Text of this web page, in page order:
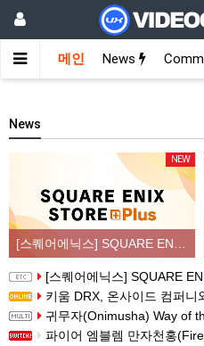
메인 News
News
NEW
[스퀘어에닉스] SQUARE ENIX STORE Plus 서
키움 DRX, 온사이드 컴퍼니와 MOU 체
귀무자(Onimusha) Way of the
파이어 엠블렘 만자천홍(Fire Emblem: